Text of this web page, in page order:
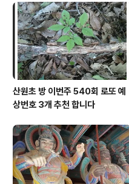
산원초 방 이번주 540회 로또 예
상번호 3개 추천 합니다